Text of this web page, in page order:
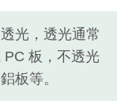
光，透光通常
板，不透光
板等。